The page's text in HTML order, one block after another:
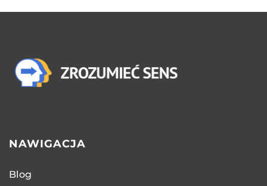
NAWIGACJA
Blog